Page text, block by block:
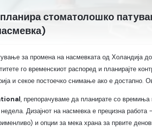
стоматолошко
за промена на насмевката од Холандија
го временскиот распоред и планирајте
и секое постоечко снимање ако е достапно.
, препорачуваме да планирате со
Дизајнот на насмевка е прецизна
и опции за мека храна за првите